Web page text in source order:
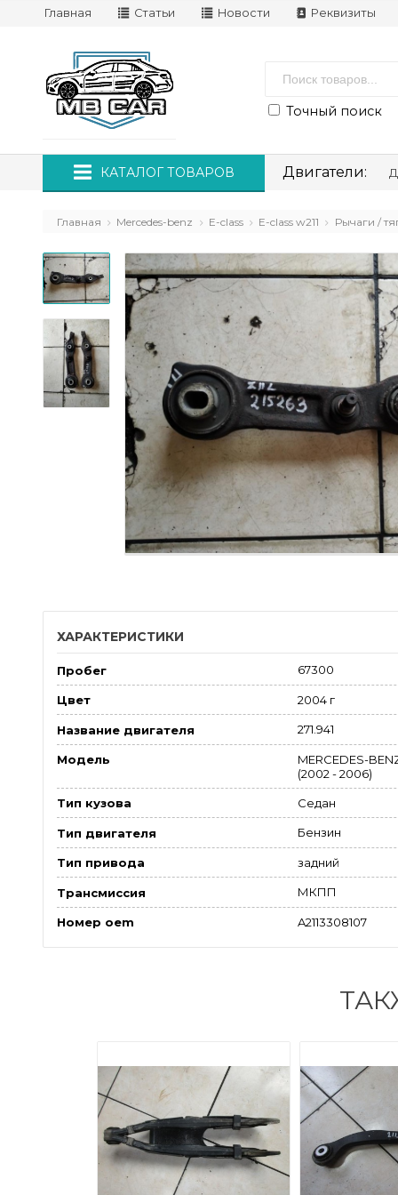
Главная Статьи Новости Реквизиты
Точный поиск
КАТАЛОГ ТОВАРОВ Двигатели:
Главная Mercedes-benz E-class E-class w211 Рычаги /
ХАРАКТЕРИСТИКИ
Пробег 67300
Цвет 2004 г
Название двигателя 271.941
Модель
MERCEDES-
(2002 - 2006)
Тип кузова Седан
Тип двигателя Бензин
Тип привода задний
Трансмиссия МКПП
Номер oem A2113308107